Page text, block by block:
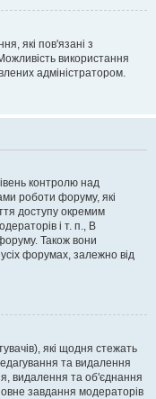
які пов'язані з
використання
адміністратором.
контролю над
роботи форуму, які
доступу окремим
і т. п., В
Також вони
форумах, залежно від
які щодня стежать
та видалення
видалення та об'єднання
завдання модераторів